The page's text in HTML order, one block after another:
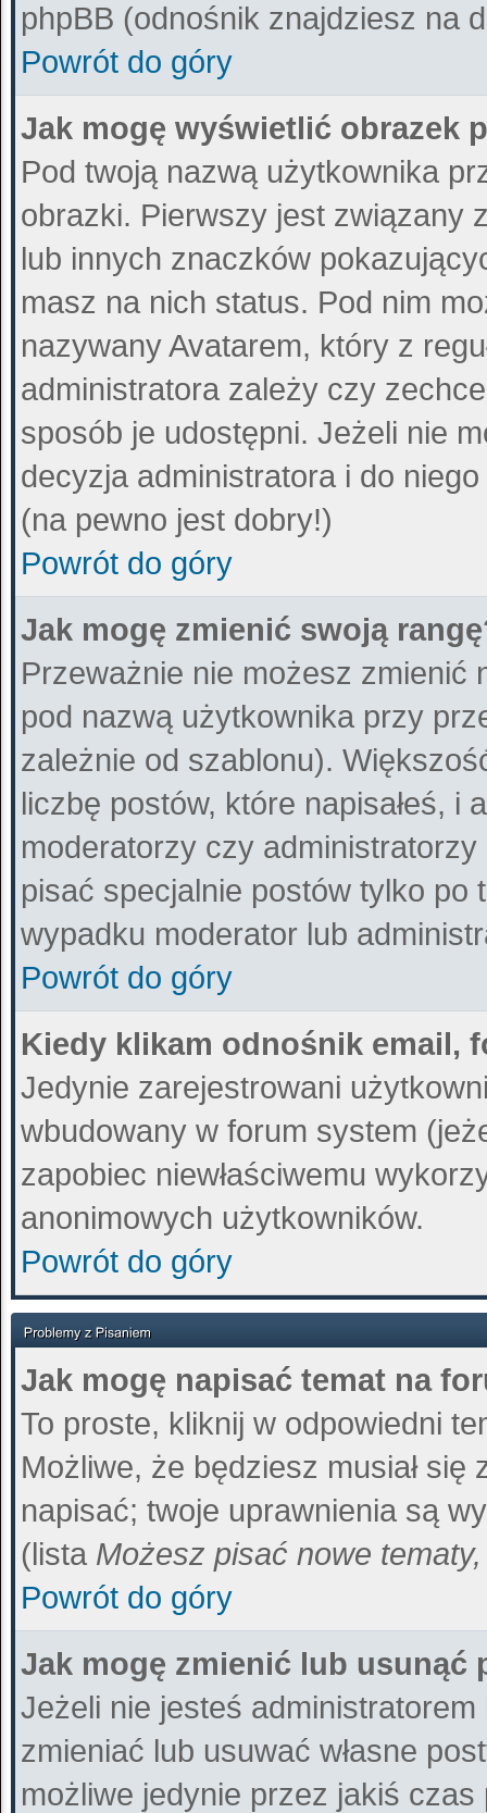
phpBB (odnośnik znajdziesz na
Powrót do góry
Jak mogę wyświetlić obrazek
Pod twoją nazwą użytkownika
obrazki. Pierwszy jest związany
lub innych znaczków
masz na nich status. Pod nim
nazywany Avatarem, który z
administratora zależy czy
sposób je udostępni. Jeżeli nie
decyzja administratora i do
(na pewno jest dobry!)
Powrót do góry
Jak mogę zmienić swoją
Przeważnie nie możesz zmienić
pod nazwą użytkownika przy
zależnie od szablonu).
liczbę postów, które napisałeś, i
moderatorzy czy
pisać specjalnie postów tylko
wypadku moderator lub
Powrót do góry
Kiedy klikam odnośnik email,
Jedynie zarejestrowani
wbudowany w forum system
zapobiec niewłaściwemu
anonimowych użytkowników.
Powrót do góry
Jak mogę napisać temat na
To proste, kliknij w odpowiedni
Możliwe, że będziesz musiał
napisać; twoje uprawnienia są
(lista Możesz pisać nowe
Powrót do góry
Jak mogę zmienić lub usunąć
Jeżeli nie jesteś
zmieniać lub usuwać własne
możliwe jedynie przez jakiś